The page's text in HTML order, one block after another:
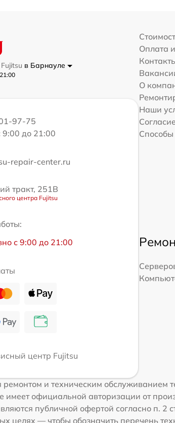
в Барнауле
97-75
до 21:00
repair-center.ru
тракт, 251В
центра Fujitsu
с 9:00 до 21:00
центр Fujitsu
Оплата
О
Наши
и техническим обслуживанием
имеет официальной авторизации от
публичной офертой согласно п.
целях — чтобы обозначить перечень